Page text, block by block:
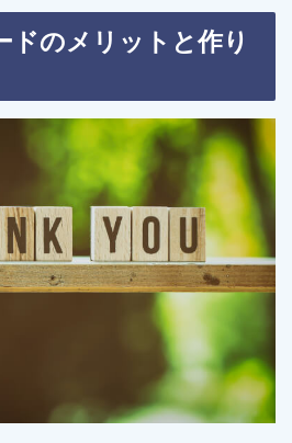
ドのメリットと作り